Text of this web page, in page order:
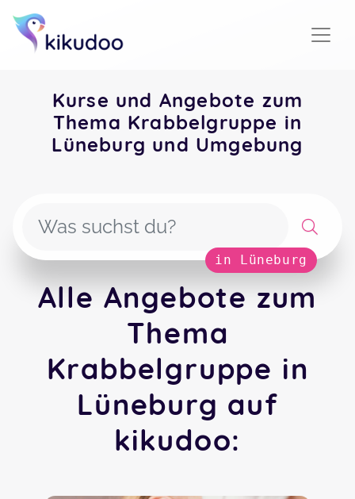
Kurse und Angebote zum
Thema Krabbelgruppe in
Lüneburg und Umgebung
in Lüneburg
Alle Angebote zum
Thema
Krabbelgruppe in
Lüneburg auf
kikudoo: